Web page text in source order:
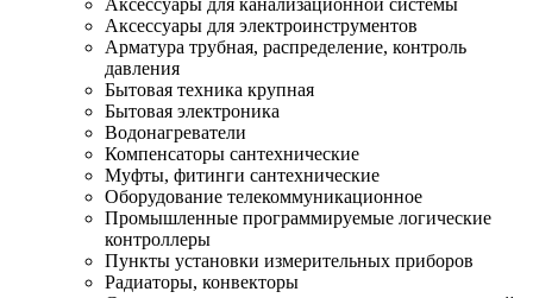
Аксессуары для канализационной системы
Аксессуары для электроинструментов
Арматура трубная, распределение, контроль
давления
Бытовая техника крупная
Бытовая электроника
Водонагреватели
Компенсаторы сантехнические
Муфты, фитинги сантехнические
Оборудование телекоммуникационное
Промышленные программируемые логические
контроллеры
Пункты установки измерительных приборов
Радиаторы, конвекторы